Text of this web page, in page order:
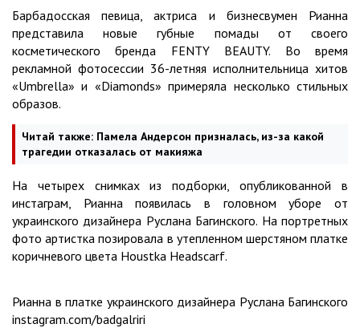
Барбадосская певица, актриса и бизнесвумен Рианна
представила новые губные помады от своего
косметического бренда FENTY BEAUTY. Во время
рекламной фотосессии 36-летняя исполнительница хитов
«Umbrella» и «Diamonds» примеряла несколько стильных
образов.
Читай также: Памела Андерсон призналась, из-за какой
трагедии отказалась от макияжа
На четырех снимках из подборки, опубликованной в
инстаграм, Рианна появилась в головном уборе от
украинского дизайнера Руслана Багинского. На портретных
фото артистка позировала в утепленном шерстяном платке
коричневого цвета Houstka Headscarf.
Рианна в платке украинского дизайнера Руслана Багинского
instagram.com/badgalriri